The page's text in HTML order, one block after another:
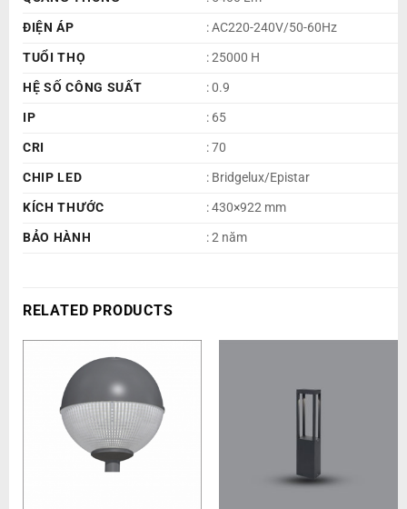
ĐIỆN ÁP
: AC220-240V/50-60Hz
TUỔI THỌ
: 25000 H
HỆ SỐ CÔNG SUẤT
: 0.9
IP
: 65
CRI
: 70
CHIP LED
: Bridgelux/Epistar
KÍCH THƯỚC
: 430×922 mm
BẢO HÀNH
: 2 năm
RELATED PRODUCTS